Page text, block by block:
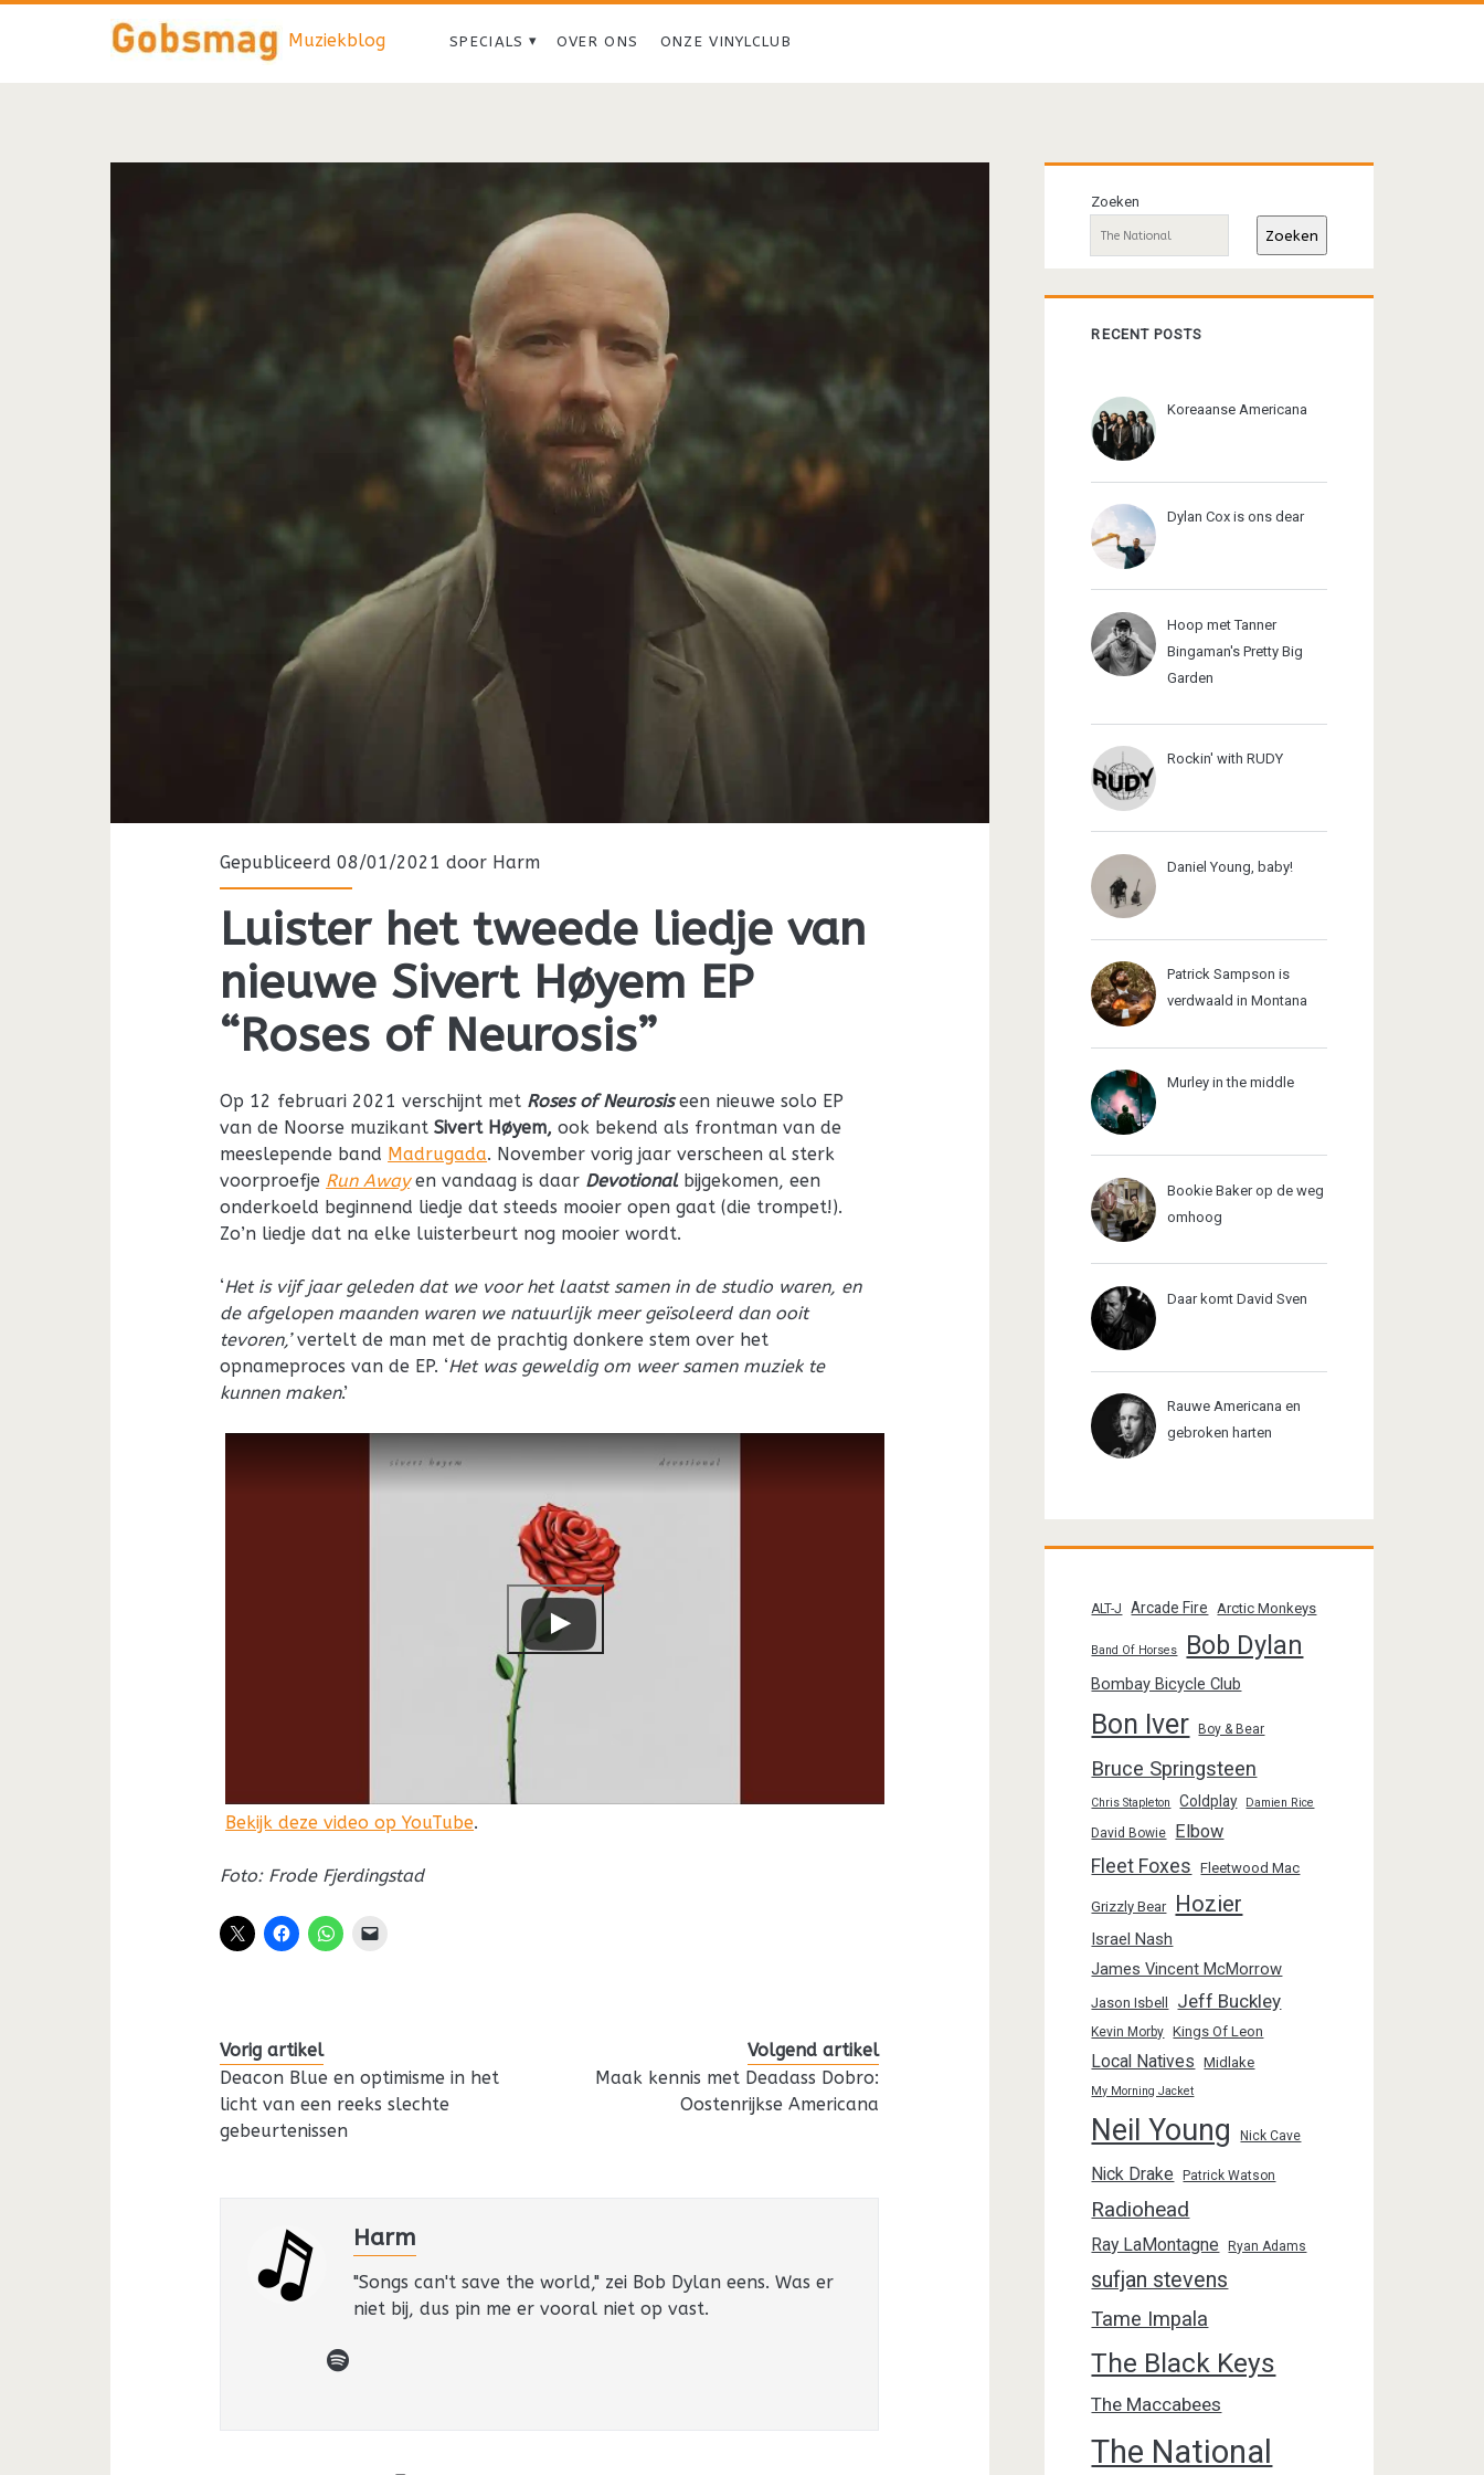
Muziekblog SPECIALS OVER ONS ONZE VINYLCLUB
Gepubliceerd 08/01/2021 door Harm
Luister het tweede liedje van
nieuwe Sivert Høyem EP
“Roses of Neurosis”
Op 12 februari 2021 verschijnt met Roses of Neurosis een nieuwe solo EP
van de Noorse muzikantSivert Høyem,ook bekend als frontman van de
meeslepende band Madrugada. November vorig jaar verscheen al sterk
voorproefje Run Awayen vandaag is daar Devotionalbijgekomen, een
onderkoeld beginnend liedje dat steeds mooier open gaat (die trompet!).
Zo’n liedje dat na elke luisterbeurt nog mooier wordt.
‘Het is vijf jaar geleden dat we voor het laatst samen in de studio waren, en
de afgelopen maanden waren we natuurlijk meer geïsoleerd dan ooit
tevoren,’vertelt de man met de prachtig donkere stem over het
opnameproces van de EP. ‘Het was geweldig om weer samen muziek te
kunnen maken.’
Bekijk deze video op YouTube.
Foto: Frode Fjerdingstad
Vorig artikel
Deacon Blue en optimisme in het
licht van een reeks slechte
gebeurtenissen
Volgend artikel
Maak kennis met Deadass Dobro:
Oostenrijkse Americana
Harm
"Songs can't save the world," zei Bob Dylan eens. Was er
niet bij, dus pin me er vooral niet op vast.
spotify
Primaire
sidebar
Zoeken
Zoeken
RECENT POSTS
Koreaanse Americana
Dylan Cox is ons dear
Hoop met Tanner
Bingaman's Pretty Big
Garden
Rockin' with RUDY
Daniel Young, baby!
Patrick Sampson is
verdwaald in Montana
Murley in the middle
Bookie Baker op de weg
omhoog
Daar komt David Sven
Rauwe Americana en
gebroken harten
ALT-J Arcade Fire Arctic Monkeys
Band Of Horses Bob Dylan
Bombay Bicycle Club
Bon Iver Boy & Bear
Bruce Springsteen
Chris Stapleton Coldplay Damien Rice
David Bowie Elbow
Fleet Foxes Fleetwood Mac
Grizzly Bear Hozier
Israel Nash
James Vincent McMorrow
Jason Isbell Jeff Buckley
Kevin Morby Kings Of Leon
Local Natives Midlake
My Morning Jacket
Neil Young Nick Cave
Nick Drake Patrick Watson
Radiohead
Ray LaMontagne Ryan Adams
sufjan stevens
Tame Impala
The Black Keys
The Maccabees
The National